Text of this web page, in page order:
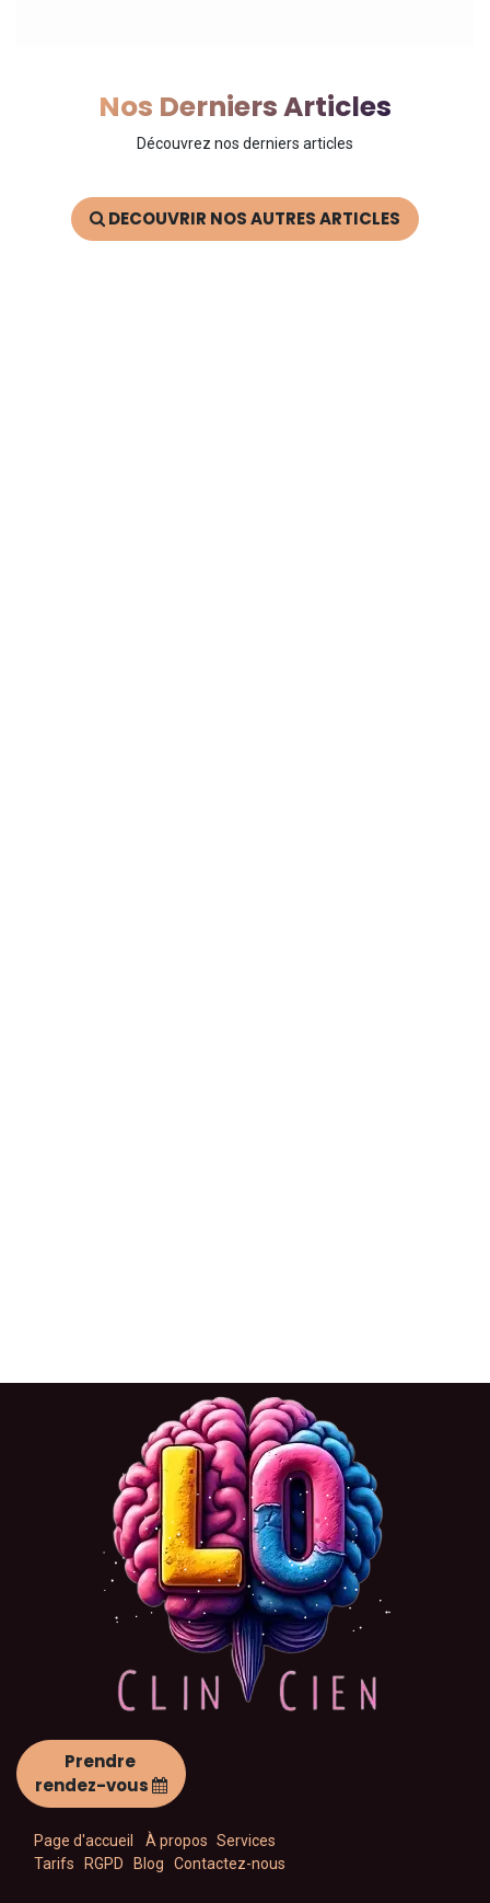
Nos Derniers Articles
Découvrez nos derniers articles
DECOUVRIR NOS AUTRES ARTICLES
Prendre
rendez-vous
Page d'accueil À propos Services
Tarifs
RGPD Blog Contactez-nous